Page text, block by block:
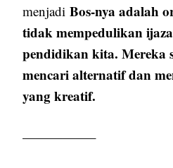
menjadi Bos-nya adalah
tidak mempedulikan
pendidikan kita. Mereka
mencari alternatif dan
yang kreatif.
—————–